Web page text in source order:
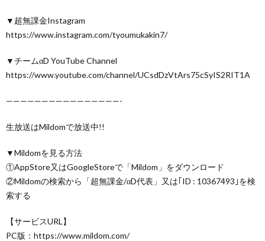
▼超無課金Instagram
https://www.instagram.com/tyoumukakin7/
▼チームαD YouTube Channel
https://www.youtube.com/channel/UCsdDzVtArs75cSyIS2RIT1A
————————————————-
生放送はMildomで放送中!!
▼Mildomを見る方法
①AppStore又はGoogleStoreで「Mildom」をダウンロード
②Mildomの検索から「超無課金/αD代表」又は｢ID : 10367493｣を検
索する
【サービスURL】
PC版：https://www.mildom.com/